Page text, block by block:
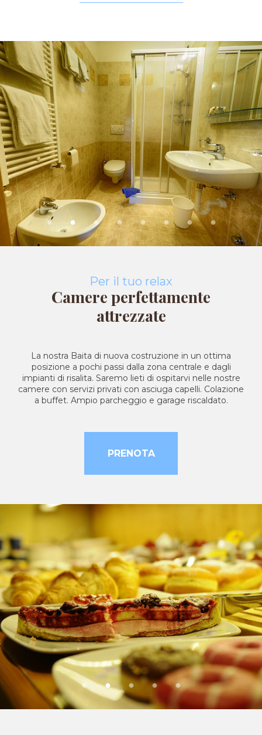
Per il tuo relax
Camere perfettamente
attrezzate
La nostra Baita di nuova costruzione in un ottima
posizione a pochi passi dalla zona centrale e dagli
impianti di risalita. Saremo lieti di ospitarvi nelle nostre
camere con servizi privati con asciuga capelli. Colazione
a buffet. Ampio parcheggio e garage riscaldato.
PRENOTA